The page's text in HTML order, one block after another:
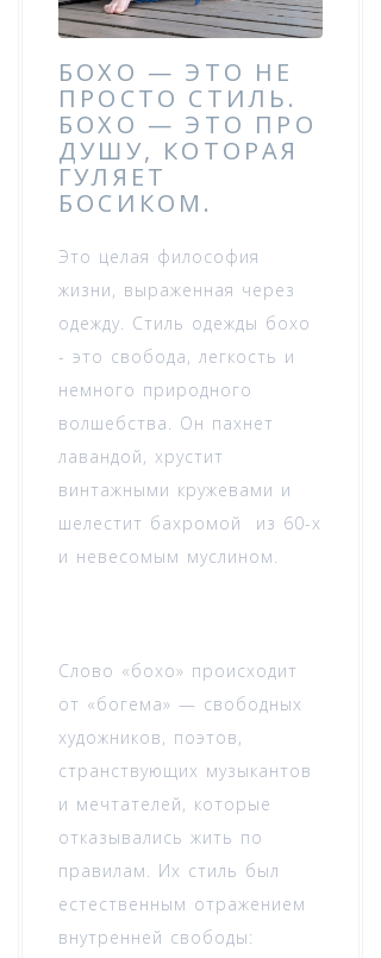
БОХО — ЭТО НЕ
ПРОСТО СТИЛЬ.
БОХО — ЭТО ПРО
ДУШУ, КОТОРАЯ
ГУЛЯЕТ
БОСИКОМ.
Это целая философия
жизни, выраженная через
одежду. Стиль одежды бохо
- это свобода, легкость и
немного природного
волшебства. Он пахнет
лавандой, хрустит
винтажными кружевами и
шелестит бахромой из 60-х
и невесомым муслином.
Слово «бохо» происходит
от «богема» — свободных
художников, поэтов,
странствующих музыкантов
и мечтателей, которые
отказывались жить по
правилам. Их стиль был
естественным отражением
внутренней свободы: